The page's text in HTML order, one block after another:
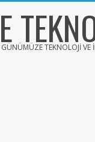
GÜNÜMÜZE TEKNOLOJI VE